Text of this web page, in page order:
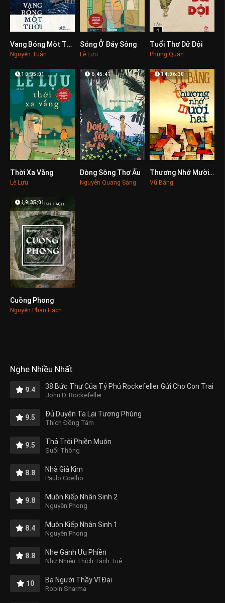
0
Vang Bóng Một Thời
Nguyễn Tuân
Sóng Ở Đáy Sông
Lê Lựu
Tuổi Thơ Dữ Dội
Phùng Quán
10:05:01
Thời Xa Vắng
Lê Lựu
0
6:45:41
Dòng Sông Thơ Ấu
Nguyễn Quang Sáng
0
14:06:30
Thương Nhớ Mười Hai
Vũ Bằng
19:35:01
Cuồng Phong
Nguyễn Phan Hách
Nghe Nhiều Nhất
9.4 38 Bức Thư Của Tỷ Phú Rockefeller Gửi Cho Con Trai
John D. Rockefeller
9.5 Đủ Duyên Ta Lại Tương Phùng
Thích Đồng Tâm
9.5 Thả Trôi Phiền Muộn
Suối Thông
8.8 Nhà Giả Kim
Paulo Coelho
9.8 Muôn Kiếp Nhân Sinh 2
Nguyên Phong
8.4 Muôn Kiếp Nhân Sinh 1
Nguyên Phong
8.8 Nhẹ Gánh Ưu Phiền
Như Nhiên Thích Tánh Tuệ
10 Ba Người Thầy Vĩ Đại
Robin Sharma